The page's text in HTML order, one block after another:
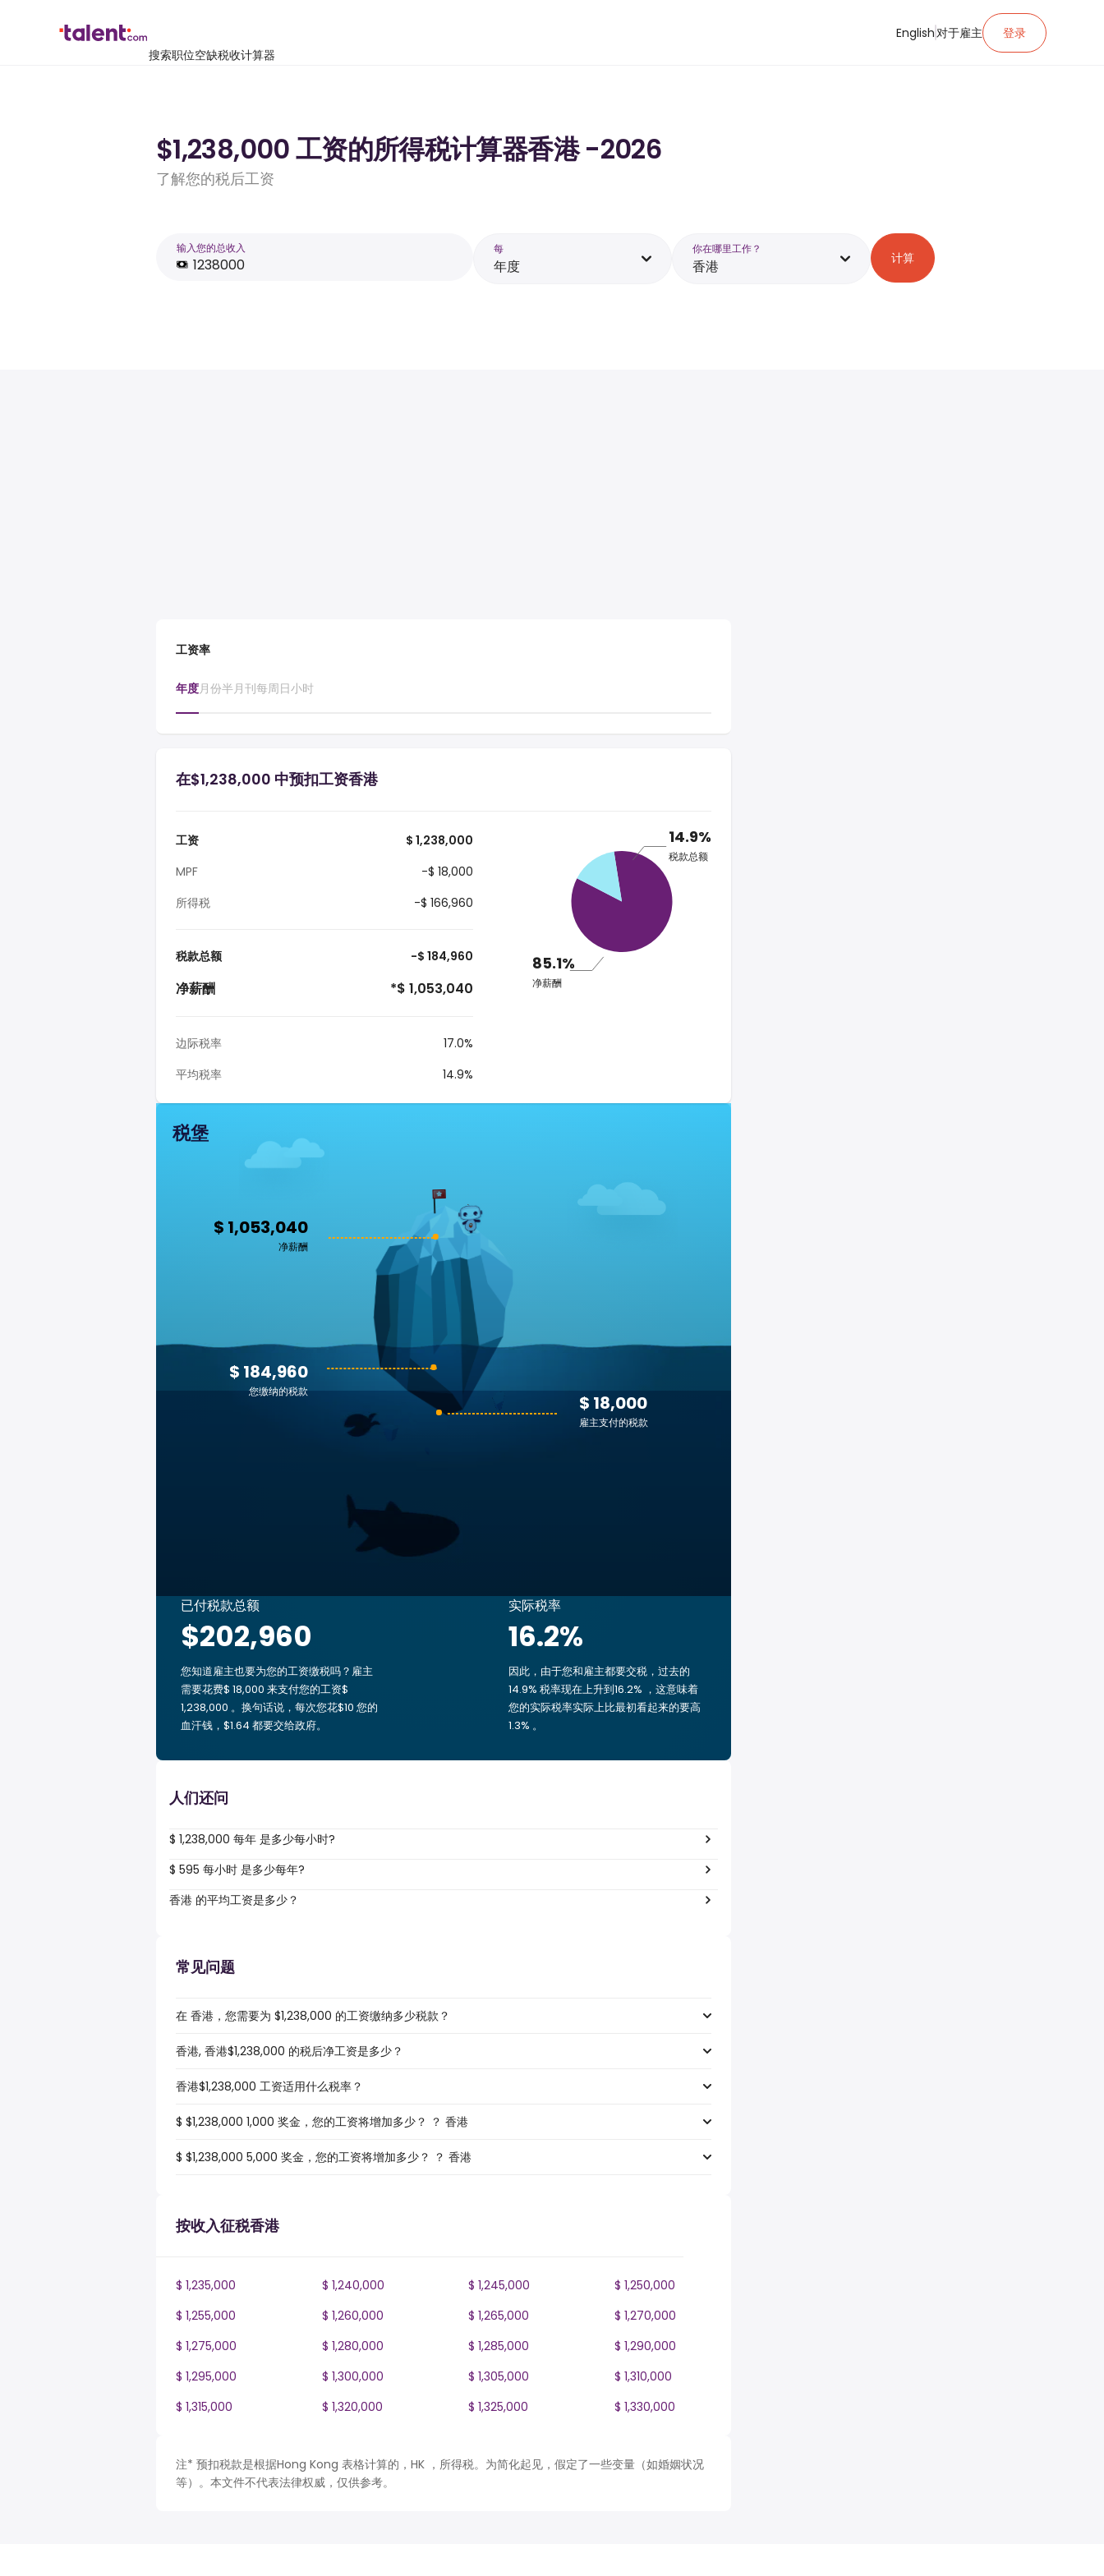
搜索职位空缺税收计算器
English对于雇主 登录
$1,238,000 工资的所得税计算器香港 -2026
了解您的税后工资
输入您的总收入 每
年度
你在哪里工作？
香港 计算
工资率
年度月份半月刊每周日小时
在$1,238,000 中预扣工资香港
工资
$ 1,238,000
MPF
-$ 18,000
所得税
-$ 166,960
税款总额 -$ 184,960
净薪酬 *$ 1,053,040
边际税率
17.0%
平均税率
14.9%
14.9%
税款总额
85.1%
净薪酬
税堡
$ 1,053,040
净薪酬
$ 18,000
雇主支付的税款
$ 184,960
您缴纳的税款
已付税款总额
$202,960
您知道雇主也要为您的工资缴税吗？雇主
需要花费$ 18,000 来支付您的工资$
1,238,000 。换句话说，每次您花$10 您的
血汗钱，$1.64 都要交给政府。
实际税率
16.2%
因此，由于您和雇主都要交税，过去的
14.9% 税率现在上升到16.2% ，这意味着
您的实际税率实际上比最初看起来的要高
1.3% 。
人们还问
$ 1,238,000 每年 是多少每小时?
$ 595 每小时 是多少每年?
香港 的平均工资是多少？
常见问题
在 香港，您需要为 $1,238,000 的工资缴纳多少税款？
香港, 香港$1,238,000 的税后净工资是多少？
香港$1,238,000 工资适用什么税率？
$ $1,238,000 1,000 奖金，您的工资将增加多少？ ？ 香港
$ $1,238,000 5,000 奖金，您的工资将增加多少？ ？ 香港
按收入征税香港
$ 1,235,000 $ 1,240,000 $ 1,245,000
$ 1,250,000
$ 1,255,000
$ 1,260,000 $ 1,265,000
$ 1,270,000
$ 1,275,000
$ 1,280,000 $ 1,285,000
$ 1,290,000
$ 1,295,000
$ 1,300,000 $ 1,305,000
$ 1,310,000
$ 1,315,000
$ 1,320,000 $ 1,325,000 $ 1,330,000
注* 预扣税款是根据Hong Kong 表格计算的，HK ，所得税。为简化起见，假定了一些变量（如婚姻状况
等）。本文件不代表法律权威，仅供参考。